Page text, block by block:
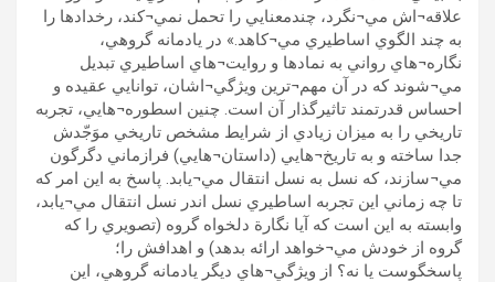
علاقه¬اش مي¬نگرد، چندمعنايي را تحمل نمي¬کند، رخدادها را
به چند الگوي اساطيري مي¬کاهد.» در يادمانه گروهي،
نگاره¬هاي رواني به نمادها و روايت¬هاي اساطيري تبديل
مي¬شوند که در آن مهم¬ترين ويژگي¬اشان، توانايي عقيده و
احساس قدرتمند تاثيرگذار آن است. چنين اسطوره¬هايي، تجربه
تاريخي را به ميزان زيادي از شرايط مشخص تاريخي موَجّدش
جدا ساخته و به تاريخ¬هايي (داستان¬هايي) فرازماني دگرگون
مي¬سازند، که نسل به نسل انتقال مي¬يابد. پاسخ به اين امر که
تا چه زماني اين تجربه اساطيري نسل اندر نسل انتقال مي¬يابد،
وابسته به اين است که آيا نگارة دلخواه گروه (تصويري را که
گروه از خودش مي¬خواهد ارائه بدهد) و اهدافش را؛
پاسخگوست يا نه؟ از ويژگي¬هاي ديگر يادمانه گروهي، اين